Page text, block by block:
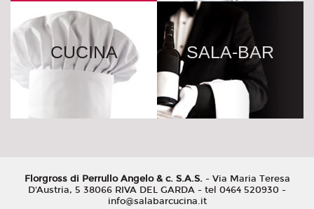
CUCINA SALA-BAR
Florgross di Perrullo Angelo & c. S.A.S.- Via Maria Teresa
D'Austria, 5 38066 RIVA DEL GARDA - tel 0464 520930 -
info@salabarcucina.it